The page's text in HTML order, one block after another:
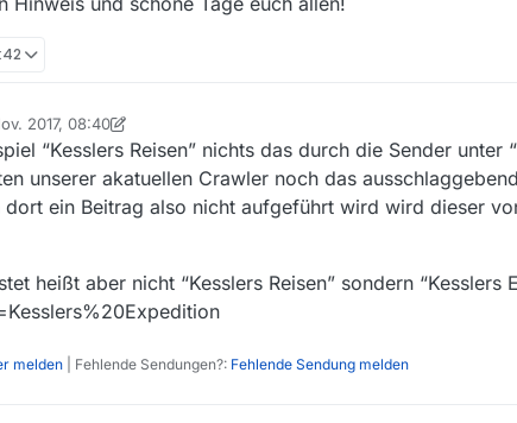
2017, 08:40
Nicklas275111. Aug. 2017, 09:41
“Kesslers Reisen” nichts das durch die Sender unter
unserer akatuellen Crawler noch das
ein Beitrag also nicht aufgeführt wird wird dieser
heißt aber nicht “Kesslers Reisen” sondern “Kesslers
melden | Fehlende Sendungen?: Fehlende Sendung melden